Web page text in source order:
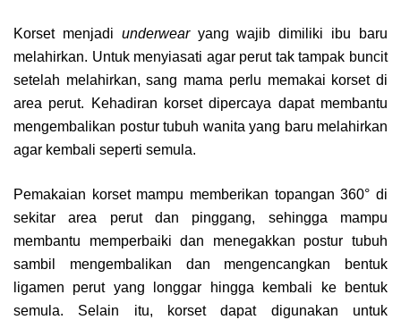
Korset menjadi underwear yang wajib dimiliki ibu baru
melahirkan. Untuk menyiasati agar perut tak tampak buncit
setelah melahirkan, sang mama perlu memakai korset di
area perut. Kehadiran korset dipercaya dapat membantu
mengembalikan postur tubuh wanita yang baru melahirkan
agar kembali seperti semula.
Pemakaian korset mampu memberikan topangan 360° di
sekitar area perut dan pinggang, sehingga mampu
membantu memperbaiki dan menegakkan postur tubuh
sambil mengembalikan dan mengencangkan bentuk
ligamen perut yang longgar hingga kembali ke bentuk
semula. Selain itu, korset dapat digunakan untuk